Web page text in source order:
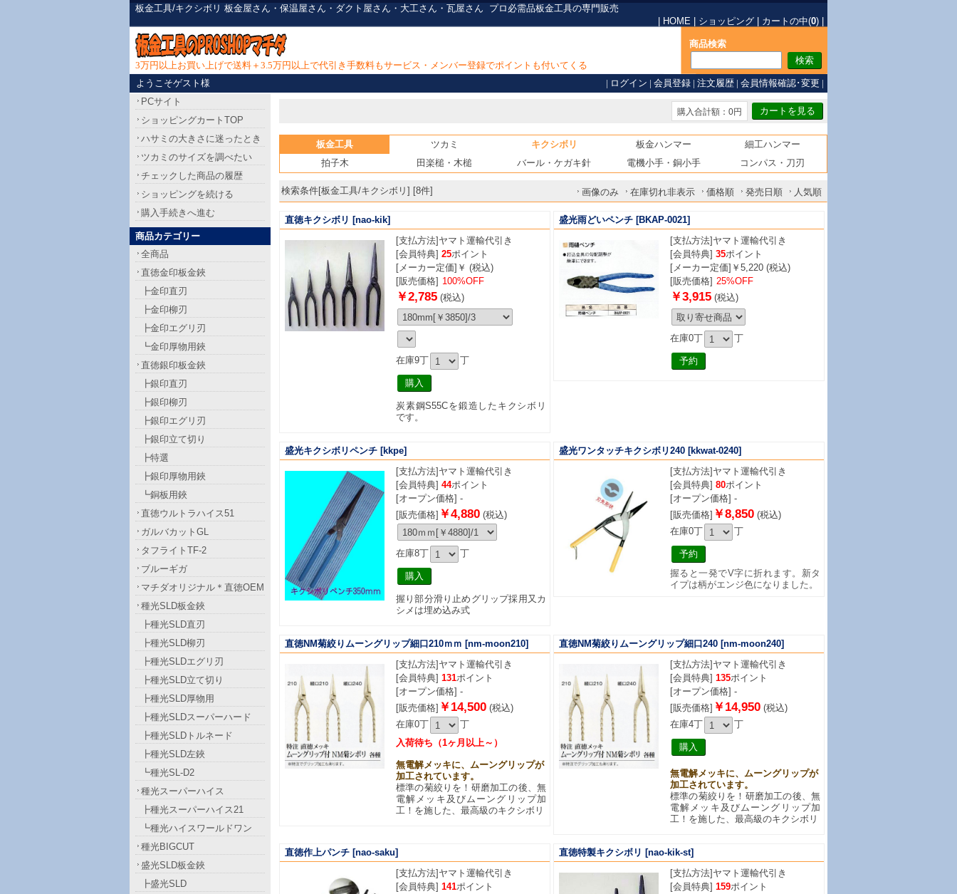
板金工具/キクシボリ 板金屋さん・保温屋さん・ダクト屋さん・大工さん・瓦屋さん プロ必需品板金工具の専門販売
HOME ショッピング カートの中(0)
3万円以上お買い上げで送料＋3.5万円以上で代引き手数料もサービス・メンバー登録でポイントも付いてくる
商品検索
ようこそゲスト様 | ログイン | 会員登録 | 注文履歴 | 会員情報確認･変更 |
購入合計額：0円
板金工具 ツカミ キクシボリ 板金ハンマー
細工ハンマー
拍子木
田楽槌・木槌 バール・ケガキ針 電機小手・銅小手 コンパス・刀刃
検索条件[板金工具/キクシボリ] [8件] 画像のみ 在庫切れ非表示 価格順 発売日順 人気順
直徳キクシボリ [nao-kik]
[支払方法] ヤマト運輸代引き
[会員特典] 25ポイント
[メーカー定価]￥ (税込)
[販売価格] 100%OFF
￥2,785(税込)
在庫9丁 丁
炭素鋼S55Cを鍛造したキクシボリ
です。
盛光雨どいペンチ [BKAP-0021]
[支払方法] ヤマト運輸代引き
[会員特典] 35ポイント
[メーカー定価]￥5,220 (税込)
[販売価格] 25%OFF
￥3,915(税込)
在庫0丁 丁
盛光キクシボリペンチ [kkpe]
[支払方法] ヤマト運輸代引き
[会員特典] 44ポイント
[オープン価格] -
[販売価格] ￥4,880(税込)
在庫8丁 丁
握り部分滑り止めグリップ採用又カ
シメは埋め込み式
盛光ワンタッチキクシボリ240 [kkwat-0240]
[支払方法] ヤマト運輸代引き
[会員特典] 80ポイント
[オープン価格] -
[販売価格] ￥8,850(税込)
在庫0丁
丁
握ると一発でV字に折れます。新タ
イプは柄がエンジ色になりました。
直徳NM菊絞りムーングリップ細口210ｍｍ [nm-moon210]
[支払方法] ヤマト運輸代引き
[会員特典] 131ポイント
[オープン価格] -
[販売価格] ￥14,500(税込)
在庫0丁
丁
入荷待ち（1ヶ月以上～）
無電解メッキに、ムーングリップが
加工されています。
標準の菊絞りを！研磨加工の後、無
電解メッキ及びムーングリップ加
工！を施した、最高級のキクシボリ
直徳NM菊絞りムーングリップ細口240 [nm-moon240]
[支払方法] ヤマト運輸代引き
[会員特典] 135ポイント
[オープン価格] -
[販売価格] ￥14,950(税込)
在庫4丁
丁
無電解メッキに、ムーングリップが
加工されています。
標準の菊絞りを！研磨加工の後、無
電解メッキ及びムーングリップ加
工！を施した、最高級のキクシボリ
直徳作上パンチ [nao-saku]
[支払方法] ヤマト運輸代引き
[会員特典] 141ポイント
直徳特製キクシボリ [nao-kik-st]
[支払方法] ヤマト運輸代引き
[会員特典] 159ポイント
PCサイト
ショッピングカートTOP
ハサミの大きさに迷ったとき
ツカミのサイズを調べたい
チェックした商品の履歴
ショッピングを続ける
購入手続きへ進む
商品カテゴリー
全商品
直徳金印板金鋏
┣金印直刃
┣金印柳刃
┣金印エグリ刃
┗金印厚物用鋏
直徳銀印板金鋏
┣銀印直刃
┣銀印柳刃
┣銀印エグリ刃
┣銀印立て切り
┣特選
┣銀印厚物用鋏
┗銅板用鋏
直徳ウルトラハイス51
ガルバカットGL
タフライトTF-2
ブルーギガ
マチダオリジナル＊直徳OEM
種光SLD板金鋏
┣種光SLD直刃
┣種光SLD柳刃
┣種光SLDエグリ刃
┣種光SLD立て切り
┣種光SLD厚物用
┣種光SLDスーパーハード
┣種光SLDトルネード
┣種光SLD左鋏
┗種光SL-D2
種光スーパーハイス
┣種光スーパーハイス21
┗種光ハイスワールドワン
種光BIGCUT
盛光SLD板金鋏
┣盛光SLD